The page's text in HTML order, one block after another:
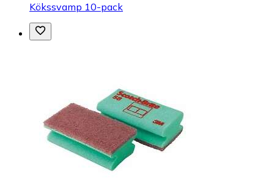
Kökssvamp 10-pack